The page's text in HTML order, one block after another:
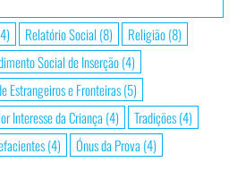
Relatório Social (8) Religião(8)
Social de Inserção(4)
Estrangeiros e Fronteiras(5)
Interesse da Criança (4) Tradições(4)
(4) Ónus da Prova (4)